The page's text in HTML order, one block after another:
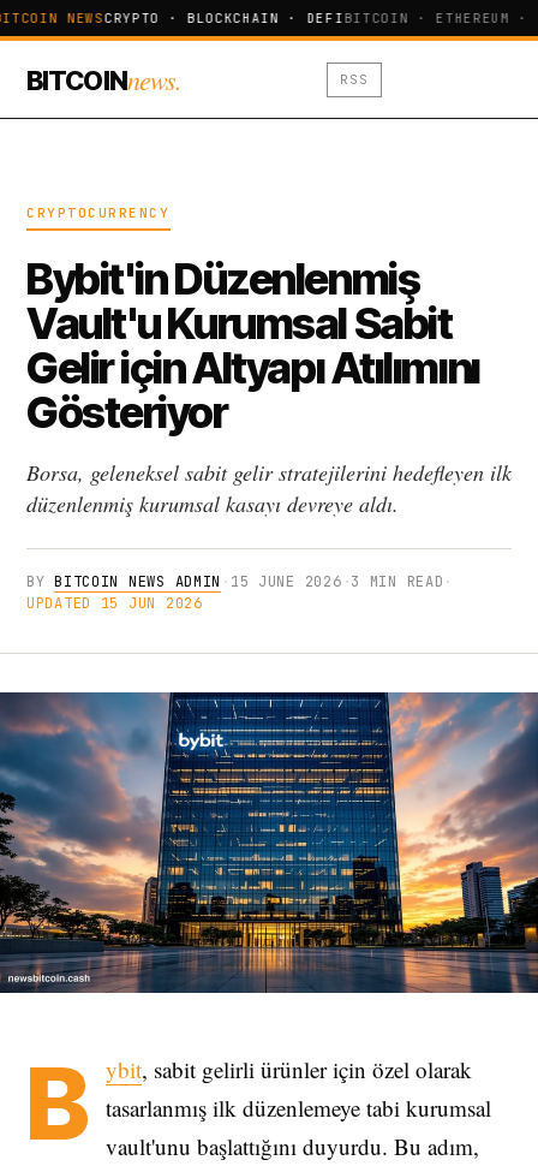
NEWSCRYPTO · BLOCKCHAIN · DEFIBITCOIN · ETHEREUM ·
BITCOINnews. RSS
CRYPTOCURRENCY
Bybit'in Düzenlenmiş
Vault'u Kurumsal Sabit
Gelir için Altyapı Atılımını
Gösteriyor
Borsa, geleneksel sabit gelir stratejilerini hedefleyen ilk
düzenlenmiş kurumsal kasayı devreye aldı.
BYBITCOIN NEWS ADMIN · 15 JUNE 2026 ·3 MIN READ ·
UPDATED 15 JUN 2026
B ybit, sabit gelirli ürünler için özel olarak
tasarlanmış ilk düzenlemeye tabi kurumsal
vault'unu başlattığını duyurdu. Bu adım,